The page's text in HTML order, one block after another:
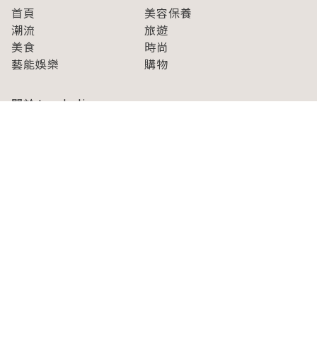
首頁
美容保養
潮流
旅遊
美食
時尚
藝能娛樂
購物
關於Japaholic